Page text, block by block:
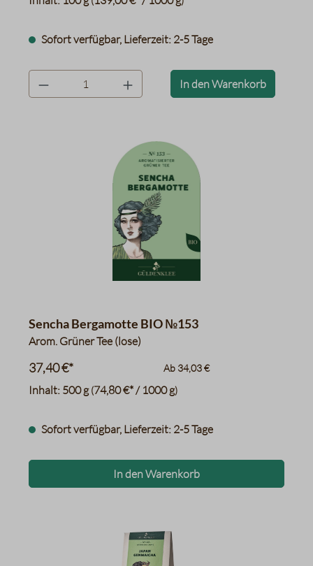
Sofort verfügbar, Lieferzeit: 2-5 Tage
product.quantityLabel In den Warenkorb
Sencha Bergamotte BIO №153
Arom. Grüner Tee (lose)
Inhalt: 500 g(74,80 €* / 1000 g)
37,40 €* Ab 34,03 €
Sofort verfügbar, Lieferzeit: 2-5 Tage
In den Warenkorb